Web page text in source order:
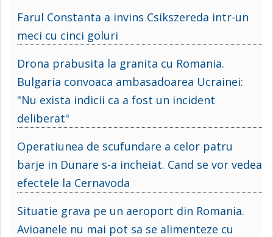
Farul Constanta a invins Csikszereda intr-un
meci cu cinci goluri
Drona prabusita la granita cu Romania.
Bulgaria convoaca ambasadoarea Ucrainei:
"Nu exista indicii ca a fost un incident
deliberat"
Operatiunea de scufundare a celor patru
barje in Dunare s-a incheiat. Cand se vor vedea
efectele la Cernavoda
Situatie grava pe un aeroport din Romania.
Avioanele nu mai pot sa se alimenteze cu